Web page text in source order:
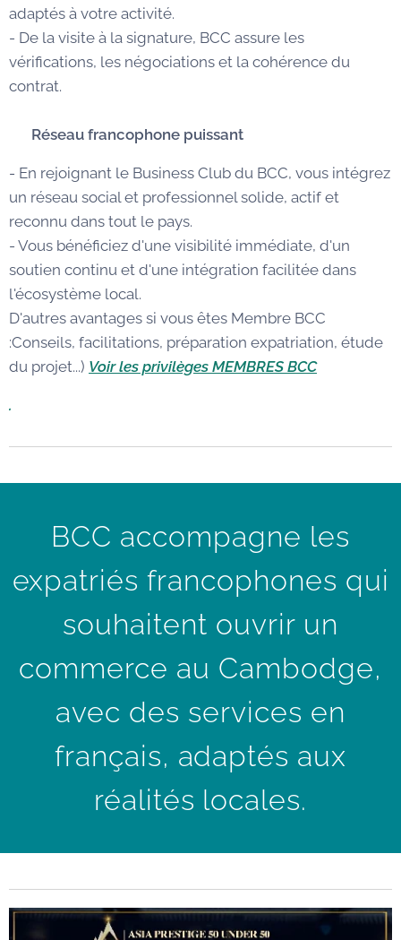
adaptés à votre activité.
- De la visite à la signature, BCC assure les
vérifications, les négociations et la cohérence du
contrat.
🌐 Réseau francophone puissant
- En rejoignant le Business Club du BCC, vous intégrez
un réseau social et professionnel solide, actif et
reconnu dans tout le pays.
- Vous bénéficiez d'une visibilité immédiate, d'un
soutien continu et d'une intégration facilitée dans
l'écosystème local.
D'autres avantages si vous êtes Membre BCC
:Conseils, facilitations, préparation expatriation, étude
du projet...) Voir les privilèges MEMBRES BCC
.
BCC accompagne les
expatriés francophones qui
souhaitent ouvrir un
commerce au Cambodge,
avec des services en
français, adaptés aux
réalités locales.